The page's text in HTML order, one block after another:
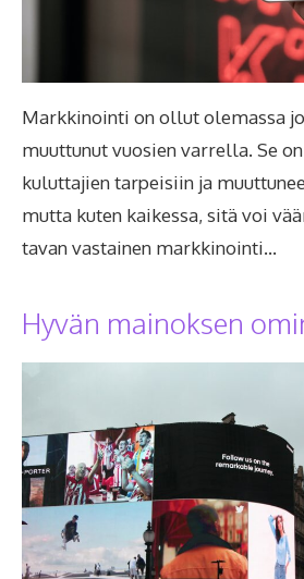
Markkinointi on ollut olemassa
muuttunut vuosien varrella. Se
kuluttajien tarpeisiin ja
mutta kuten kaikessa, sitä voi
tavan vastainen markkinointi…
Hyvän mainoksen